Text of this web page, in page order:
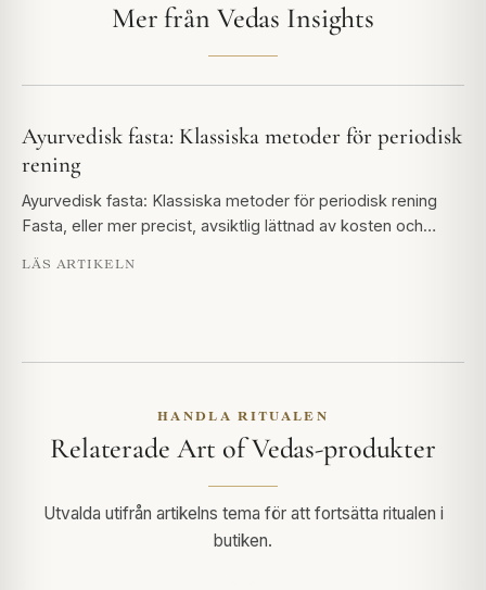
Mer från Vedas Insights
Ayurvedisk fasta: Klassiska metoder för periodisk
rening
Ayurvedisk fasta: Klassiska metoder för periodisk rening
Fasta, eller mer precist, avsiktlig lättnad av kosten och…
LÄS ARTIKELN
HANDLA RITUALEN
Relaterade Art of Vedas-produkter
Utvalda utifrån artikelns tema för att fortsätta ritualen i
butiken.